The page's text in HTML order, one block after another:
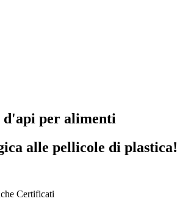
d'api per alimenti
alle pellicole di plastica!
Certificati